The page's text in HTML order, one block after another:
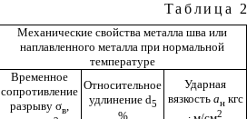
Таблица 2
Механические свойства металла шва или
наплавленного металла при нормальной
температуре
Временное
сопротивление
разрыву σв,
Относительное
удлинение d5
%
Ударная
вязкость aнкгс
2